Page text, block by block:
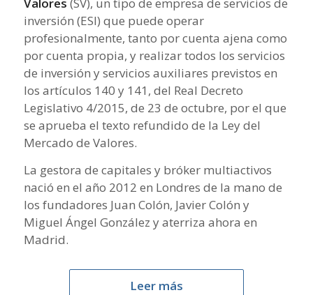
inversión (ESI) que puede operar
profesionalmente, tanto por cuenta ajena como
por cuenta propia, y realizar todos los servicios
de inversión y servicios auxiliares previstos en
los artículos 140 y 141, del Real Decreto
Legislativo 4/2015, de 23 de octubre, por el que
se aprueba el texto refundido de la Ley del
Mercado de Valores.
La gestora de capitales y bróker multiactivos
nació en el año 2012 en Londres de la mano de
los fundadores Juan Colón, Javier Colón y
Miguel Ángel González y aterriza ahora en
Madrid.
Leer más